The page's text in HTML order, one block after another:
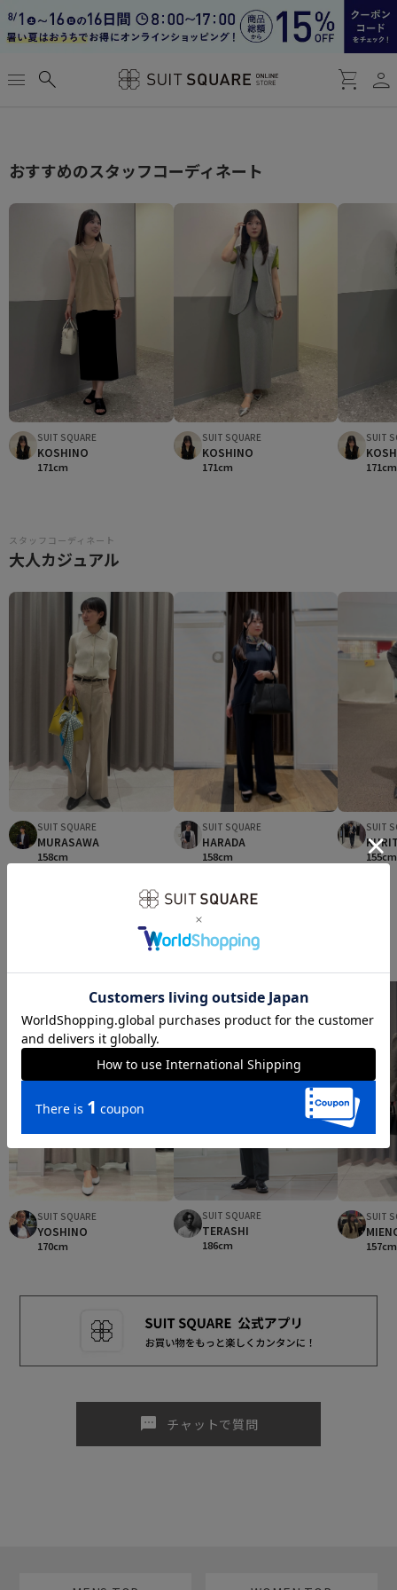
menu search shopping_cart person
おすすめのスタッフコーディネート
SUIT SQUARE
KOSHINO
171cm
SUIT SQUARE
KOSHINO
171cm
SUIT
171cm
スタッフコーディネート
大人カジュアル
SUIT SQUARE
MURASAWA
158cm
SUIT SQUARE
HARADA
158cm
SUIT
155cm
SUIT SQUARE
YOSHINO
170cm
SUIT SQUARE
TERASHI
186cm
SUIT
157cm
sms チャットで質問